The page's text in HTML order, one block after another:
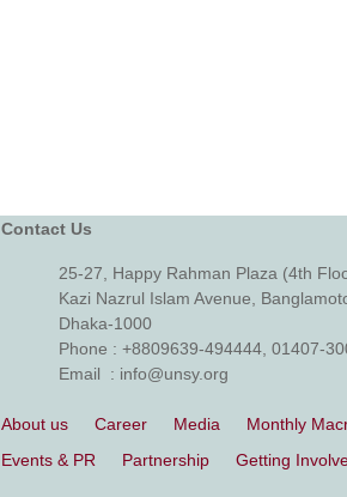
Contact Us
25-27, Happy Rahman Plaza (4th
Kazi Nazrul Islam Avenue,
Dhaka-1000
Phone : +8809639-494444, 01407-
Email : info@unsy.org
About us Career Media
Monthly
Events & PR
Partnership Getting